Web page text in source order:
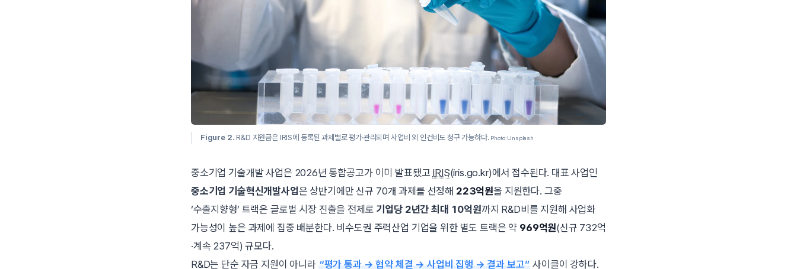
Figure 2. R&D 지원금은 IRIS에 등록된 과제별로 평가·관리되며 사업비 외 인건비도 청구 가능하다. Photo: Unsplash
중소기업 기술개발 사업은 2026년 통합공고가 이미 발표됐고 IRIS(iris.go.kr)에서 접수된다. 대표 사업인
중소기업 기술혁신개발사업은 상반기에만 신규 70개 과제를 선정해 223억원을 지원한다. 그중
‘수출지향형’ 트랙은 글로벌 시장 진출을 전제로 기업당 2년간 최대 10억원까지 R&D비를 지원해 사업화
가능성이 높은 과제에 집중 배분한다. 비수도권 주력산업 기업을 위한 별도 트랙은 약 969억원(신규 732억
·계속 237억) 규모다.
R&D는 단순 자금 지원이 아니라 “평가 통과 → 협약 체결 → 사업비 집행 → 결과 보고” 사이클이 강하다.